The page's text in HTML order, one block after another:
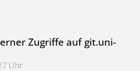
Mitarbeiter*innenumfrage
Zugriffe auf git.uni-
Uhr